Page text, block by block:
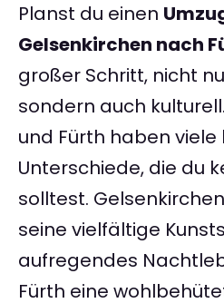
Planst du einen
Gelsenkirchen nach
großer Schritt, nicht
sondern auch
und Fürth haben viele
Unterschiede, die du
solltest.
seine vielfältige
aufregendes
Fürth eine